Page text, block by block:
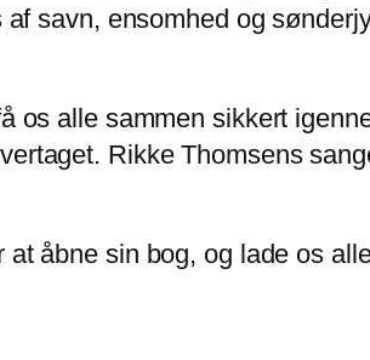
savn, ensomhed og
alle sammen sikkert
Rikke Thomsens
åbne sin bog, og lade os